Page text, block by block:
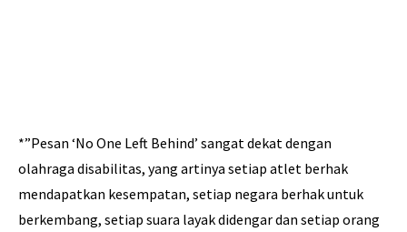
*”Pesan ‘No One Left Behind’ sangat dekat dengan
olahraga disabilitas, yang artinya setiap atlet berhak
mendapatkan kesempatan, setiap negara berhak untuk
berkembang, setiap suara layak didengar dan setiap orang